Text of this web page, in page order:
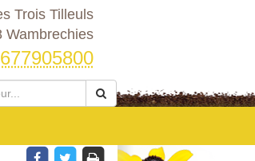
Trois Tilleuls
Wambrechies